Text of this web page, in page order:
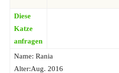
Diese
Katze
anfragen
Name: Rania
Alter:Aug. 2016